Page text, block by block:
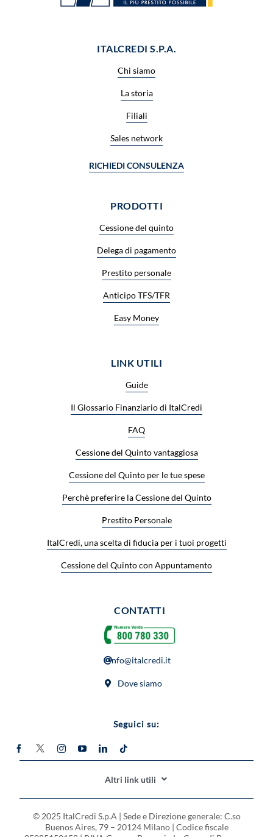
ITALCREDI S.P.A.
Chi siamo
La storia
Filiali
Sales network
RICHIEDI CONSULENZA
PRODOTTI
Cessione del quinto
Delega di pagamento
Prestito personale
Anticipo TFS/TFR
Easy Money
LINK UTILI
Guide
Il Glossario Finanziario di ItalCredi
FAQ
Cessione del Quinto vantaggiosa
Cessione del Quinto per le tue spese
Perchè preferire la Cessione del Quinto
Prestito Personale
ItalCredi, una scelta di fiducia per i tuoi progetti
Cessione del Quinto con Appuntamento
CONTATTI
info@italcredi.it
Dove siamo
Seguici su:
Altri link utili
CODICE ETICO
MODELLO ORGANIZZATIVO
© 2025 ItalCredi S.p.A | Sede e Direzione generale: C.so
Buenos Aires, 79 – 20124 Milano | Codice fiscale